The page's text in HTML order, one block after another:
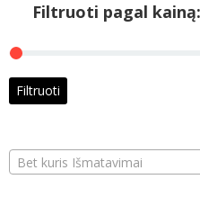
Filtruoti pagal kainą:
Filtruoti
Bet kuris Išmatavimai